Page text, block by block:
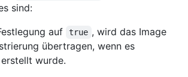
sind:
auf true , wird das Image
übertragen, wenn es
wurde.